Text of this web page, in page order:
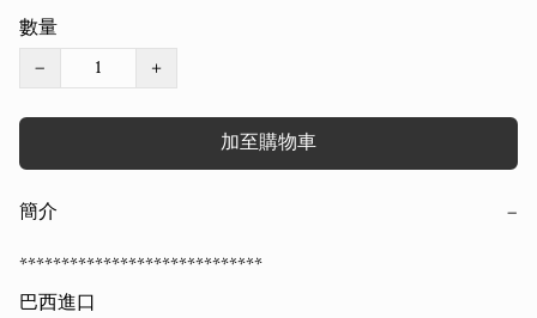
數量
−
+
加至購物車
簡介 −
*****************************
巴西進口